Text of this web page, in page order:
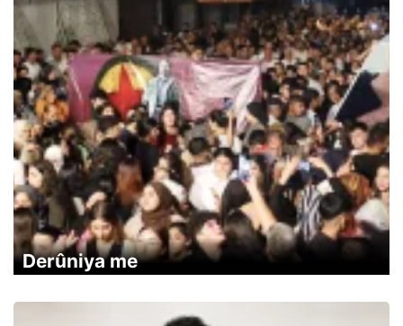
Derûniya me